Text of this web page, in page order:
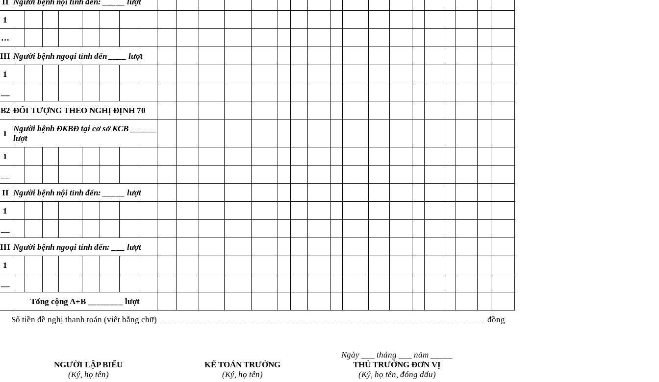
1
…
III Người bệnh ngoại tỉnh đến ____ lượt
1
B2 ĐỐI TƯỢNG THEO NGHỊ ĐỊNH 70
I
Người bệnh ĐKBĐ tại cơ sở KCB ______
lượt
1
II Người bệnh nội tỉnh đến: _____ lượt
1
III Người bệnh ngoại tỉnh đến: ___ lượt
1
Tổng cộng A+B ________ lượt
Số tiền đề nghị thanh toán (viết bằng chữ)
đồng
NGƯỜI LẬP BIỂU
(Ký, họ tên)
KẾ TOÁN TRƯỞNG
(Ký, họ tên)
Ngày tháng năm
THỦ TRƯỞNG ĐƠN VỊ
(Ký, họ tên, đóng dấu)